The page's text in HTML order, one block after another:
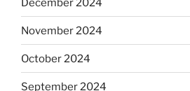
December 2024
November 2024
October 2024
September 2024